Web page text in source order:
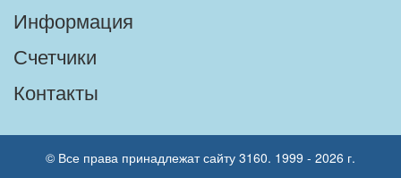
Информация
Счетчики
Контакты
© Все права принадлежат сайту 3160. 1999 - 2026 г.